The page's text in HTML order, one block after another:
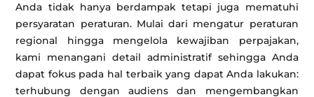
Anda tidak hanya berdampak tetapi juga mematuhi
persyaratan peraturan. Mulai dari mengatur peraturan
regional hingga mengelola kewajiban perpajakan,
kami menangani detail administratif sehingga Anda
dapat fokus pada hal terbaik yang dapat Anda lakukan:
terhubung dengan audiens dan mengembangkan